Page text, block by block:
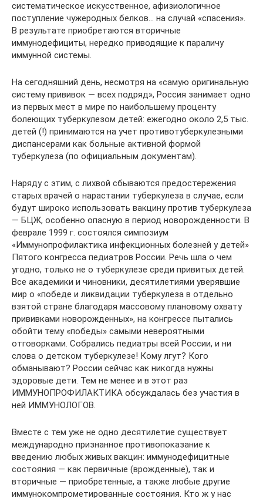
систематическое искусственное, афизиологичное
поступление чужеродных белков… на случай «спасения».
В результате приобретаются вторичные
иммунодефициты, нередко приводящие к параличу
иммунной системы.
На сегодняшний день, несмотря на «самую оригинальную
систему прививок — всех подряд», Россия занимает одно
из первых мест в мире по наибольшему проценту
болеющих туберкулезом детей: ежегодно около 2,5 тыс.
детей (!) принимаются на учет противотуберкулезными
диспансерами как больные активной формой
туберкулеза (по официальным документам).
Наряду с этим, с лихвой сбываются предостережения
старых врачей о нарастании туберкулеза в случае, если
будут широко использовать вакцину против туберкулеза
— БЦЖ, особенно опасную в период новорожденности. В
феврале 1999 г. состоялся симпозиум
«Иммунопрофилактика инфекционных болезней у детей»
Пятого конгресса педиатров России. Речь шла о чем
угодно, только не о туберкулезе среди привитых детей.
Все академики и чиновники, десятилетиями уверявшие
мир о «победе и ликвидации туберкулеза в отдельно
взятой стране благодаря массовому плановому охвату
прививками новорожденных», на конгрессе пытались
обойти тему «победы» самыми невероятными
отговорками. Собрались педиатры всей России, и ни
слова о детском туберкулезе! Кому лгут? Кого
обманывают? России сейчас как никогда нужны
здоровые дети. Тем не менее и в этот раз
ИММУНОПРОФИЛАКТИКА обсуждалась без участия в
ней ИММУНОЛОГОВ.
Вместе с тем уже не одно десятилетие существует
международно признанное противопоказание к
введению любых живых вакцин: иммунодефицитные
состояния — как первичные (врожденные), так и
вторичные — приобретенные, а также любые другие
иммунокомпрометированные состояния. Кто ж у нас